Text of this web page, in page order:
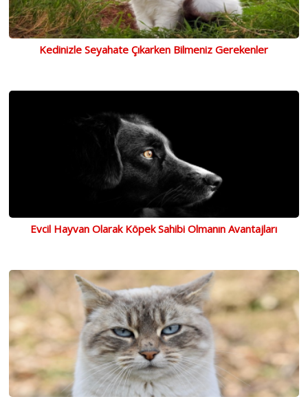
Kedinizle Seyahate Çıkarken Bilmeniz Gerekenler
Evcil Hayvan Olarak Köpek Sahibi Olmanın Avantajları